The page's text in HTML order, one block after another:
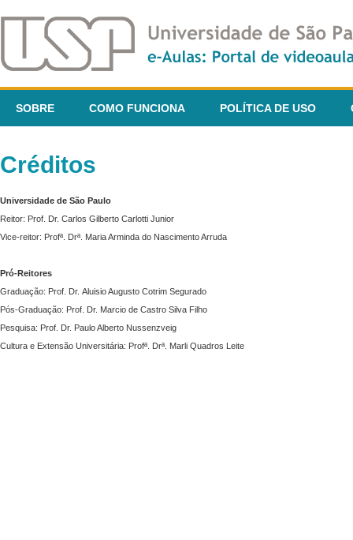
SOBRE COMO FUNCIONA POLÍTICA DE USO
Créditos
Universidade de São Paulo
Reitor: Prof. Dr. Carlos Gilberto Carlotti Junior
Vice-reitor: Profª. Drª. Maria Arminda do Nascimento Arruda
Pró-Reitores
Graduação: Prof. Dr. Aluisio Augusto Cotrim Segurado
Pós-Graduação: Prof. Dr. Marcio de Castro Silva Filho
Pesquisa: Prof. Dr. Paulo Alberto Nussenzveig
Cultura e Extensão Universitária: Profª. Drª. Marli Quadros Leite